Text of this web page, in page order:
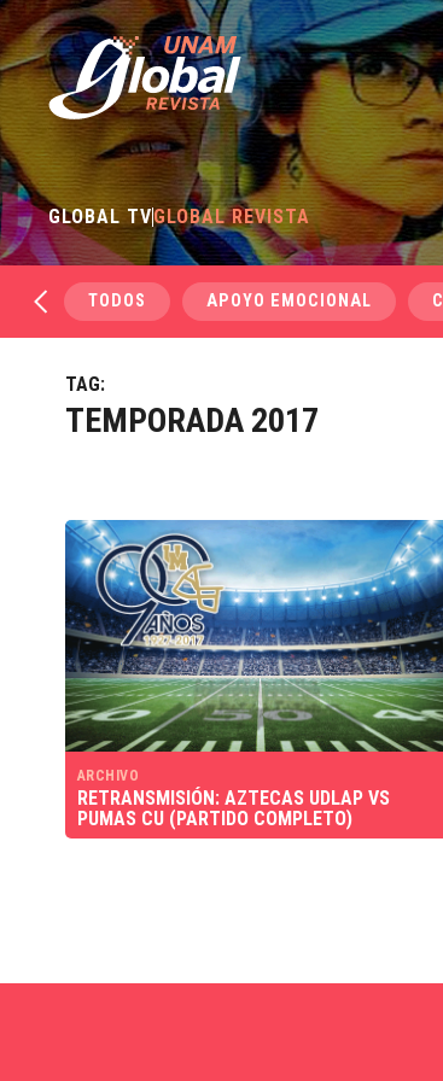
GLOBAL TVGLOBAL REVISTA
TODOS APOYO EMOCIONAL
TAG:
TEMPORADA 2017
ARCHIVO
RETRANSMISIÓN: AZTECAS UDLAP VS
PUMAS CU (PARTIDO COMPLETO)